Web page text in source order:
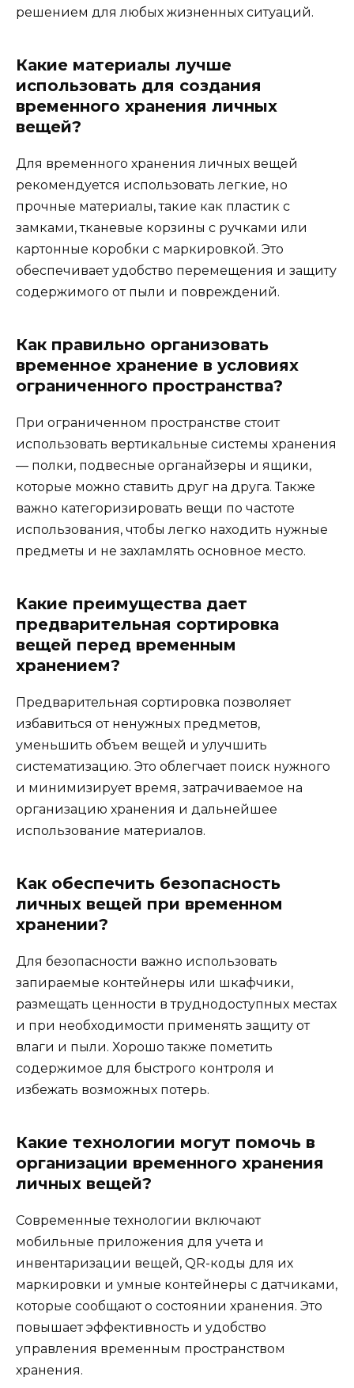
решением для любых жизненных ситуаций.
Какие материалы лучше
использовать для создания
временного хранения личных
вещей?
Для временного хранения личных вещей
рекомендуется использовать легкие, но
прочные материалы, такие как пластик с
замками, тканевые корзины с ручками или
картонные коробки с маркировкой. Это
обеспечивает удобство перемещения и защиту
содержимого от пыли и повреждений.
Как правильно организовать
временное хранение в условиях
ограниченного пространства?
При ограниченном пространстве стоит
использовать вертикальные системы хранения
— полки, подвесные органайзеры и ящики,
которые можно ставить друг на друга. Также
важно категоризировать вещи по частоте
использования, чтобы легко находить нужные
предметы и не захламлять основное место.
Какие преимущества дает
предварительная сортировка
вещей перед временным
хранением?
Предварительная сортировка позволяет
избавиться от ненужных предметов,
уменьшить объем вещей и улучшить
систематизацию. Это облегчает поиск нужного
и минимизирует время, затрачиваемое на
организацию хранения и дальнейшее
использование материалов.
Как обеспечить безопасность
личных вещей при временном
хранении?
Для безопасности важно использовать
запираемые контейнеры или шкафчики,
размещать ценности в труднодоступных местах
и при необходимости применять защиту от
влаги и пыли. Хорошо также пометить
содержимое для быстрого контроля и
избежать возможных потерь.
Какие технологии могут помочь в
организации временного хранения
личных вещей?
Современные технологии включают
мобильные приложения для учета и
инвентаризации вещей, QR-коды для их
маркировки и умные контейнеры с датчиками,
которые сообщают о состоянии хранения. Это
повышает эффективность и удобство
управления временным пространством
хранения.